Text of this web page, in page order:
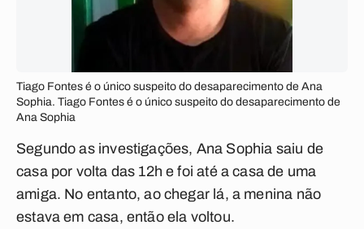
Tiago Fontes é o único suspeito do desaparecimento de Ana
Sophia. Tiago Fontes é o único suspeito do desaparecimento de
Ana Sophia
Segundo as investigações, Ana Sophia saiu de
casa por volta das 12h e foi até a casa de uma
amiga. No entanto, ao chegar lá, a menina não
estava em casa, então ela voltou.